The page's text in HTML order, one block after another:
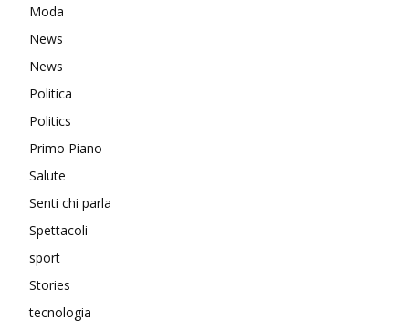
Moda
News
News
Politica
Politics
Primo Piano
Salute
Senti chi parla
Spettacoli
sport
Stories
tecnologia